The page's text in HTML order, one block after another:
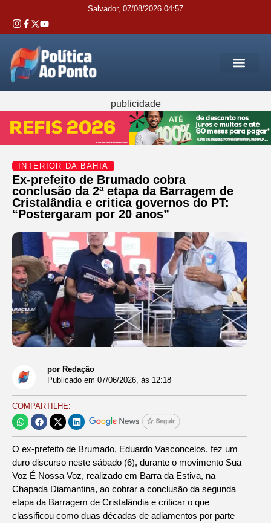
Salvador, 07/08/2026 04:57
publicidade
INTERIOR DA BAHIA
Ex-prefeito de Brumado cobra
conclusão da 2ª etapa da Barragem de
Cristalândia e critica governos do PT:
“Postergaram por 20 anos”
por Redação
Publicado em 07/06/2026, às 12:18
COMPARTILHE:
O ex-prefeito de Brumado, Eduardo Vasconcelos, fez um
duro discurso neste sábado (6), durante o movimento Sua
Voz É Nossa Voz, realizado em Barra da Estiva, na
Chapada Diamantina, ao cobrar a conclusão da segunda
etapa da Barragem de Cristalândia e criticar o que
classificou como duas décadas de adiamentos por parte